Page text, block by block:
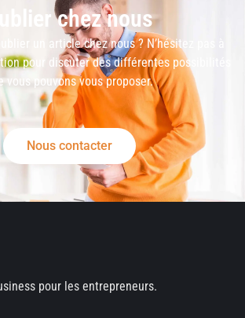
chez nous
un article chez nous ? N’hésitez pas à
pour discuter des différentes possibilités
vous pouvons vous proposer.
Nous contacter
pour les entrepreneurs.